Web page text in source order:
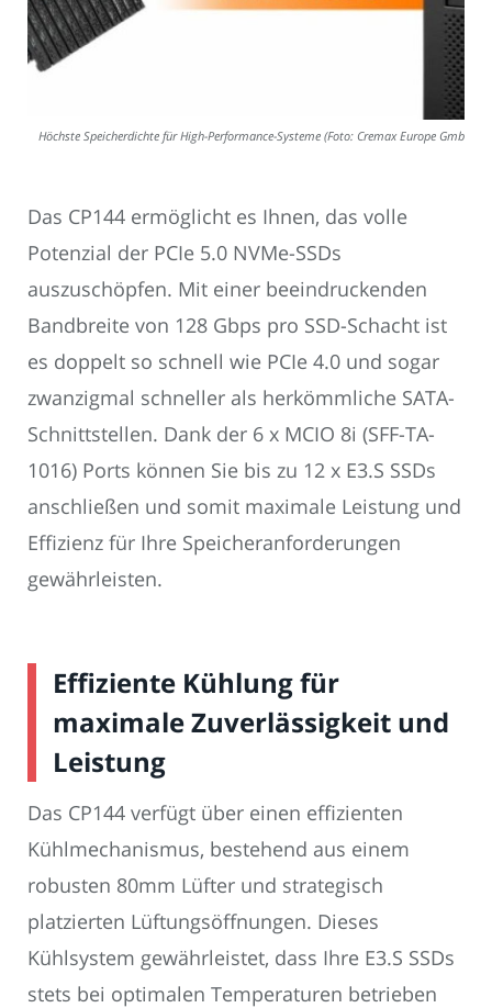
Höchste Speicherdichte für High-Performance-Systeme (Foto: Cremax Europe GmbH)
Das CP144 ermöglicht es Ihnen, das volle
Potenzial der PCIe 5.0 NVMe-SSDs
auszuschöpfen. Mit einer beeindruckenden
Bandbreite von 128 Gbps pro SSD-Schacht ist
es doppelt so schnell wie PCIe 4.0 und sogar
zwanzigmal schneller als herkömmliche SATA-
Schnittstellen. Dank der 6 x MCIO 8i (SFF-TA-
1016) Ports können Sie bis zu 12 x E3.S SSDs
anschließen und somit maximale Leistung und
Effizienz für Ihre Speicheranforderungen
gewährleisten.
Effiziente Kühlung für
maximale Zuverlässigkeit und
Leistung
Das CP144 verfügt über einen effizienten
Kühlmechanismus, bestehend aus einem
robusten 80mm Lüfter und strategisch
platzierten Lüftungsöffnungen. Dieses
Kühlsystem gewährleistet, dass Ihre E3.S SSDs
stets bei optimalen Temperaturen betrieben